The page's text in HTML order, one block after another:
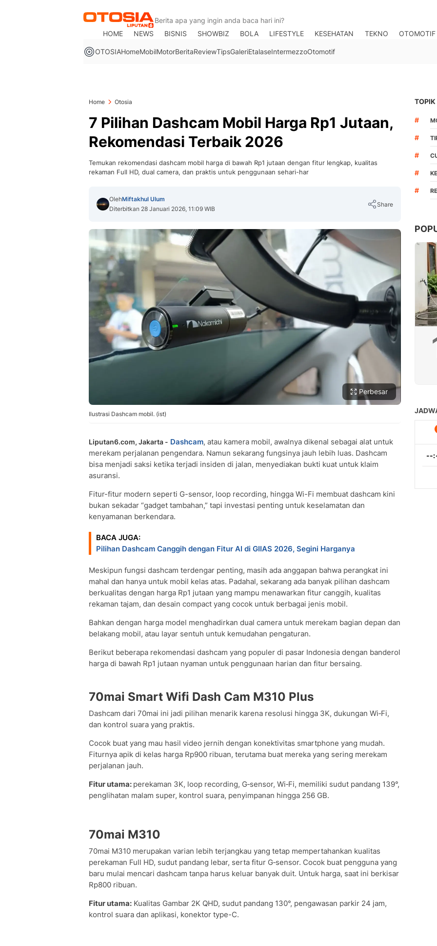
HOME
NEWS BISNIS SHOWBIZ BOLA LIFESTYLE KESEHATAN TEKNO OTOMOTIF
OTOSIAHomeMobilMotorBeritaReviewTipsGaleriEtalaseIntermezzoOtomotif
Home Otosia
7 Pilihan Dashcam Mobil Harga Rp1 Jutaan,
Rekomendasi Terbaik 2026
Temukan rekomendasi dashcam mobil harga di bawah Rp1 jutaan dengan fitur lengkap, kualitas
rekaman Full HD, dual camera, dan praktis untuk penggunaan sehari-har
OlehMiftakhul Ulum
Diterbitkan 28 Januari 2026, 11:09 WIB
Share
Copy Link
Perbesar
Ilustrasi Dashcam mobil. (ist)
Liputan6.com, Jakarta - Dashcam, atau kamera mobil, awalnya dikenal sebagai alat untuk
merekam perjalanan pengendara. Namun sekarang fungsinya jauh lebih luas. Dashcam
bisa menjadi saksi ketika terjadi insiden di jalan, menyediakan bukti kuat untuk klaim
asuransi.
Fitur-fitur modern seperti G-sensor, loop recording, hingga Wi-Fi membuat dashcam kini
bukan sekadar “gadget tambahan,” tapi investasi penting untuk keselamatan dan
kenyamanan berkendara.
BACA JUGA:
Pilihan Dashcam Canggih dengan Fitur AI di GIIAS 2026, Segini Harganya
Meskipun fungsi dashcam terdengar penting, masih ada anggapan bahwa perangkat ini
mahal dan hanya untuk mobil kelas atas. Padahal, sekarang ada banyak pilihan dashcam
berkualitas dengan harga Rp1 jutaan yang mampu menawarkan fitur canggih, kualitas
rekaman tajam, dan desain compact yang cocok untuk berbagai jenis mobil.
Bahkan dengan harga model menghadirkan dual camera untuk merekam bagian depan dan
belakang mobil, atau layar sentuh untuk kemudahan pengaturan.
Berikut beberapa rekomendasi dashcam yang populer di pasar Indonesia dengan banderol
harga di bawah Rp1 jutaan nyaman untuk penggunaan harian dan fitur bersaing.
70mai Smart Wifi Dash Cam M310 Plus
Dashcam dari 70mai ini jadi pilihan menarik karena resolusi hingga 3K, dukungan Wi‑Fi,
dan kontrol suara yang praktis.
Cocok buat yang mau hasil video jernih dengan konektivitas smartphone yang mudah.
Fiturnya apik di kelas harga Rp900 ribuan, terutama buat mereka yang sering merekam
perjalanan jauh.
Fitur utama: perekaman 3K, loop recording, G‑sensor, Wi‑Fi, memiliki sudut pandang 139°,
penglihatan malam super, kontrol suara, penyimpanan hingga 256 GB.
70mai M310
70mai M310 merupakan varian lebih terjangkau yang tetap mempertahankan kualitas
perekaman Full HD, sudut pandang lebar, serta fitur G‑sensor. Cocok buat pengguna yang
baru mulai mencari dashcam tanpa harus keluar banyak duit. Untuk harga, saat ini berkisar
Rp800 ribuan.
Fitur utama: Kualitas Gambar 2K QHD, sudut pandang 130°, pengawasan parkir 24 jam,
kontrol suara dan aplikasi, konektor type-C.
TOPIK
#
#
#
#
#